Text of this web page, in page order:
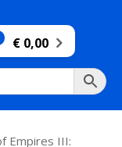
€ 0,00
Empires III: